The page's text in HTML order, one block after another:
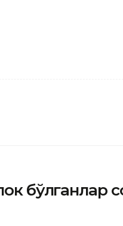
бўлганлар